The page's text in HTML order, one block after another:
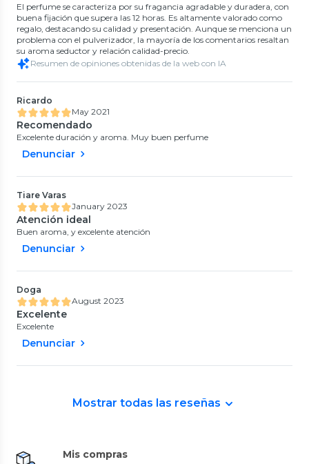
El perfume se caracteriza por su fragancia agradable y duradera, con
buena fijación que supera las 12 horas. Es altamente valorado como
regalo, destacando su calidad y presentación. Aunque se menciona un
problema con el pulverizador, la mayoría de los comentarios resaltan
su aroma seductor y relación calidad-precio.
Resumen de opiniones obtenidas de la web con IA
Ricardo
May 2021
Recomendado
Excelente duración y aroma. Muy buen perfume
Denunciar
Tiare Varas
January 2023
Atención ideal
Buen aroma, y excelente atención
Denunciar
Doga
August 2023
Excelente
Excelente
Denunciar
Mostrar todas las reseñas
Mis compras